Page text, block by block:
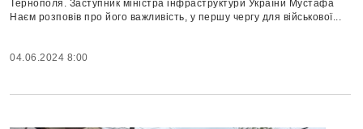
Тернополя. Заступник міністра інфраструктури України Мустафа
Наєм розповів про його важливість, у першу чергу для військової...
04.06.2024 8:00